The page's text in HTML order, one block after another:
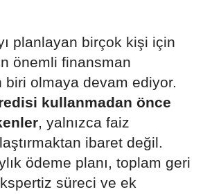
planlayan birçok kişi için
önemli finansman
biri olmaya devam ediyor.
kullanmadan önce
, yalnızca faiz
ibaret değil.
ödeme planı, toplam geri
süreci ve ek